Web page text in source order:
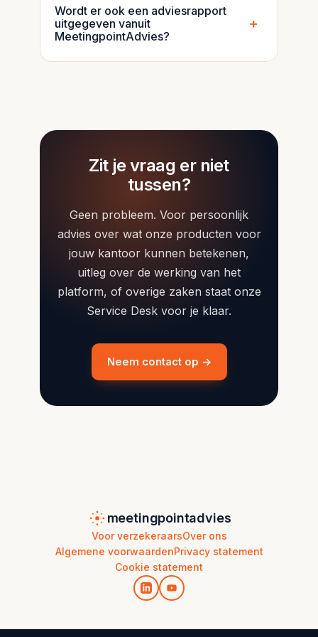
eindklant. Dit wordt dus niet via
MeetingpointAdvies geregeld.
Wordt er ook een adviesrapport
uitgegeven vanuit
MeetingpointAdvies?
+
Ja, in de AOV-vergelijker kan er een
Zit je vraag er niet
tussen?
Geen probleem. Voor persoonlijk
advies over wat onze producten voor
jouw kantoor kunnen betekenen,
uitleg over de werking van het
platform, of overige zaken staat onze
Service Desk voor je klaar.
Neem contact op →
meetingpointadvies
Voor verzekeraarsOver ons
Algemene voorwaardenPrivacy statement
Cookie statement